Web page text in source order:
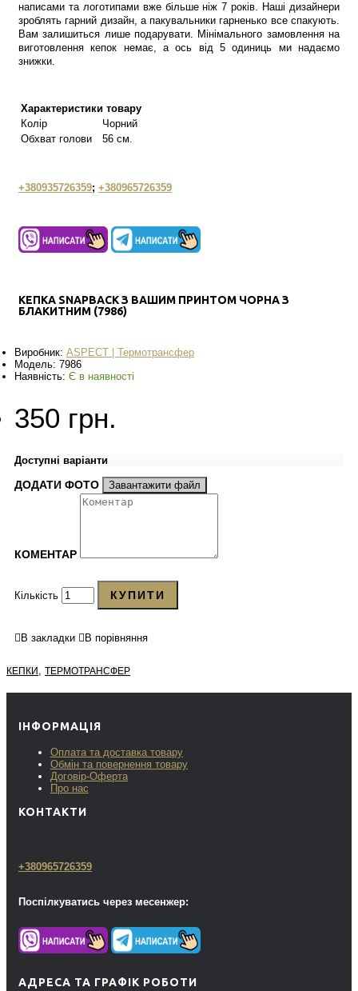
написами та логотипами вже більше ніж 7 років. Наші дизайнери
зроблять гарний дизайн, а пакувальники гарненько все спакують.
Вам залишиться лише подарувати. Мінімального замовлення на
виготовлення кепок немає, а ось від 5 одиниць ми надаємо
знижки.
Характеристики товару
Колір
Чорний
Обхват голови
56 см.
+380935726359; +380965726359
КЕПКА SNAPBACK З ВАШИМ ПРИНТОМ ЧОРНА З
БЛАКИТНИМ (7986)
Виробник: ASPECT | Термотрансфер
Модель: 7986
Наявність: Є в наявності
350 грн.
Доступні варіанти
ДОДАТИ ФОТО Завантажити файл
КОМЕНТАР
Кількість КУПИТИ
В закладки В порівняння
КЕПКИ , ТЕРМОТРАНСФЕР
ІНФОРМАЦІЯ
Оплата та доставка товару
Обмін та повернення товару
Договір-Оферта
Про нас
КОНТАКТИ
+380965726359
Поспілкуватись через месенжер:
АДРЕСА ТА ГРАФІК РОБОТИ